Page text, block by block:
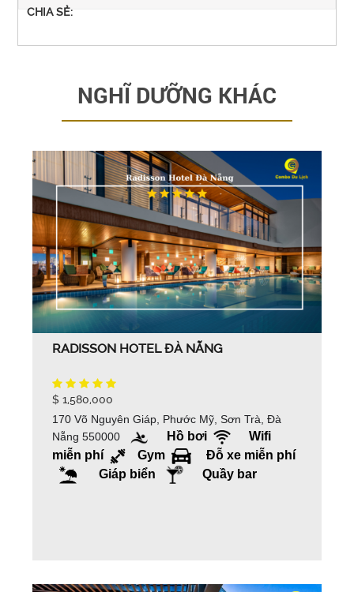
CHIA SẺ:
NGHĨ DƯỠNG KHÁC
RADISSON HOTEL ĐÀ NẴNG
$ 1,580,000
170 Võ Nguyên Giáp, Phước Mỹ, Sơn Trà, Đà
Nẵng 550000
Hồ bơi
Wifi
miễn phí
Gym
Đỗ xe miễn phí
Giáp biển
Quầy bar